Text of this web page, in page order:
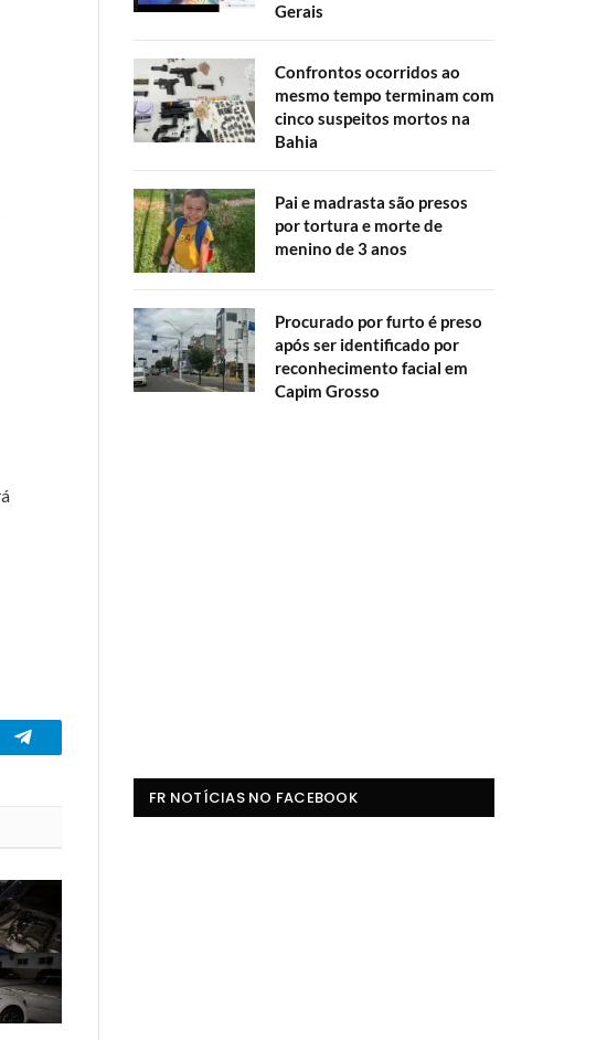
Telegrama
Gerais
Confrontos ocorridos ao
mesmo tempo terminam com
cinco suspeitos mortos na
Bahia
Pai e madrasta são presos
por tortura e morte de
menino de 3 anos
Procurado por furto é preso
após ser identificado por
reconhecimento facial em
Capim Grosso
FR NOTÍCIAS NO FACEBOOK